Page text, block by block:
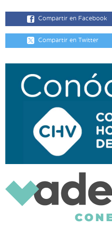
Compartir en Facebook
Compartir en Twitter